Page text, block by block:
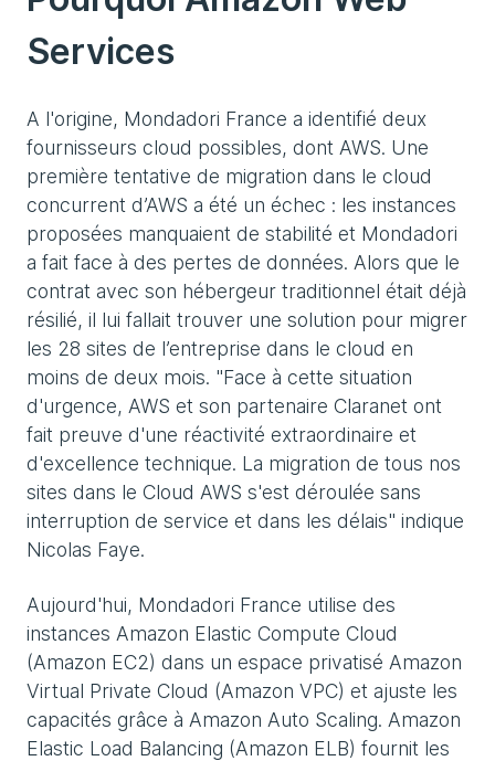
Services
A l'origine, Mondadori France a identifié deux
fournisseurs cloud possibles, dont AWS. Une
première tentative de migration dans le cloud
concurrent d’AWS a été un échec : les instances
proposées manquaient de stabilité et Mondadori
a fait face à des pertes de données. Alors que le
contrat avec son hébergeur traditionnel était déjà
résilié, il lui fallait trouver une solution pour migrer
les 28 sites de l’entreprise dans le cloud en
moins de deux mois. "Face à cette situation
d'urgence, AWS et son partenaire Claranet ont
fait preuve d'une réactivité extraordinaire et
d'excellence technique. La migration de tous nos
sites dans le Cloud AWS s'est déroulée sans
interruption de service et dans les délais" indique
Nicolas Faye.
Aujourd'hui, Mondadori France utilise des
instances Amazon Elastic Compute Cloud
(Amazon EC2) dans un espace privatisé Amazon
Virtual Private Cloud (Amazon VPC) et ajuste les
capacités grâce à Amazon Auto Scaling. Amazon
Elastic Load Balancing (Amazon ELB) fournit les